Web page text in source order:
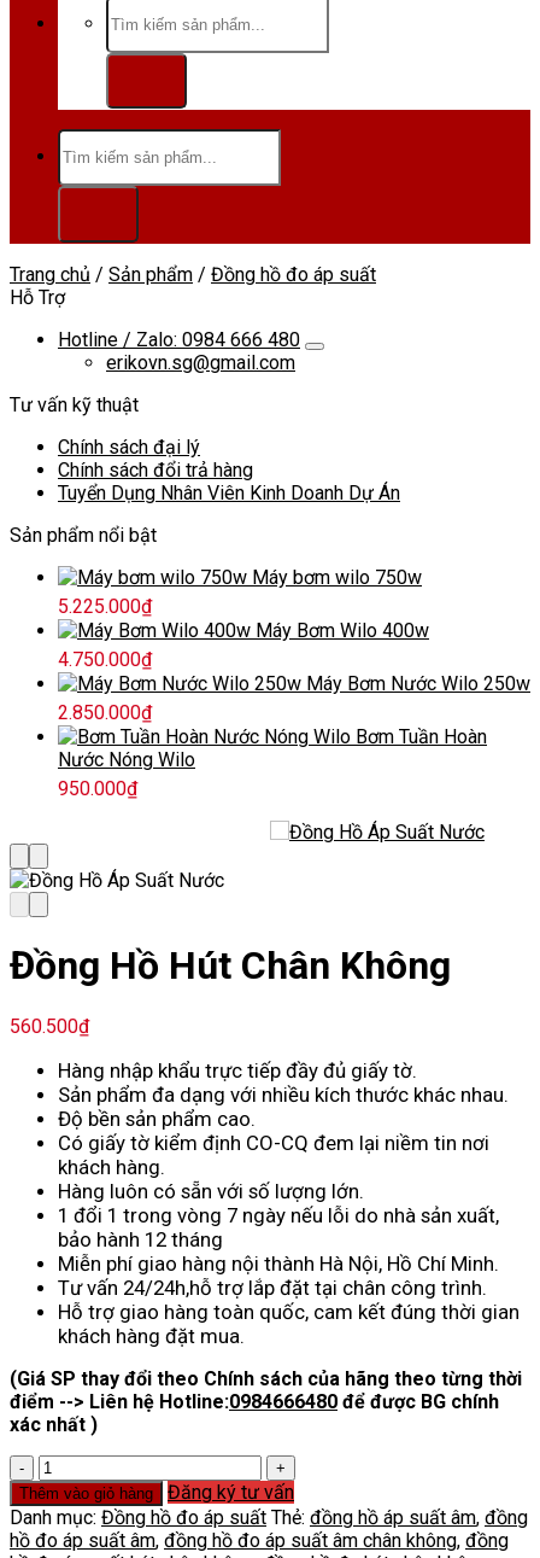
Tìm
kiếm:
Tìm
kiếm:
Trang chủ / Sản phẩm / Đồng hồ đo áp suất
Hỗ Trợ
Hotline / Zalo: 0984 666 480
erikovn.sg@gmail.com
Tư vấn kỹ thuật
Chính sách đại lý
Chính sách đổi trả hàng
Tuyển Dụng Nhân Viên Kinh Doanh Dự Án
Sản phẩm nổi bật
Máy bơm wilo 750w
5.225.000₫
Máy Bơm Wilo 400w
4.750.000₫
Máy Bơm Nước Wilo 250w
2.850.000₫
Bơm Tuần Hoàn
Nước Nóng Wilo
950.000₫
Đồng Hồ Hút Chân Không
560.500₫
Hàng nhập khẩu trực tiếp đầy đủ giấy tờ.
Sản phẩm đa dạng với nhiều kích thước khác nhau.
Độ bền sản phẩm cao.
Có giấy tờ kiểm định CO-CQ đem lại niềm tin nơi
khách hàng.
Hàng luôn có sẵn với số lượng lớn.
1 đổi 1 trong vòng 7 ngày nếu lỗi do nhà sản xuất,
bảo hành 12 tháng
Miễn phí giao hàng nội thành Hà Nội, Hồ Chí Minh.
Tư vấn 24/24h,hỗ trợ lắp đặt tại chân công trình.
Hỗ trợ giao hàng toàn quốc, cam kết đúng thời gian
khách hàng đặt mua.
(Giá SP thay đổi theo Chính sách của hãng theo từng thời
điểm --> Liên hệ Hotline:0984666480 để được BG chính
xác nhất )
Đồng
Hồ
Hút
Chân
Thêm vào giỏ hàng
Đăng ký tư vấn
Danh mục: Đồng hồ đo áp suất Thẻ: đồng hồ áp suất âm, đồng
hồ đo áp suất âm, đồng hồ đo áp suất âm chân không, đồng